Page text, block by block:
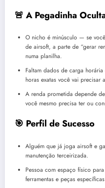
🚨 A Pegadinha
O nicho é minúsculo — se
de airsoft, a parte de “gerar
numa planilha.
Faltam dados de carga
horas exatas você vai
A renda prometida depende
você mesmo precisa ter ou
🎯 Perfil de Sucesso
Alguém que já joga airsoft e
manutenção terceirizada.
Pessoa com espaço físico
ferramentas e peças